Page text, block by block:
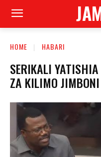
HOME HABARI
SERIKALI
ZA KILIMO